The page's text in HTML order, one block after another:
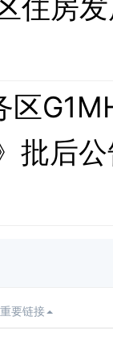
住房
区
批后
要链接